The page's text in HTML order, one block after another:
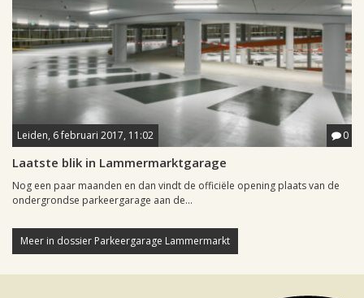
Leiden, 6 februari 2017, 11:02 0
Laatste blik in Lammermarktgarage
Nog een paar maanden en dan vindt de officiële opening plaats van de
ondergrondse parkeergarage aan de...
Meer in dossier Parkeergarage Lammermarkt